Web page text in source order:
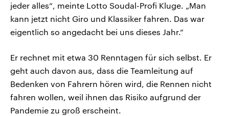
jeder alles“, meinte Lotto Soudal-Profi Kluge. „Man
kann jetzt nicht Giro und Klassiker fahren. Das war
eigentlich so angedacht bei uns dieses Jahr.“
Er rechnet mit etwa 30 Renntagen für sich selbst. Er
geht auch davon aus, dass die Teamleitung auf
Bedenken von Fahrern hören wird, die Rennen nicht
fahren wollen, weil ihnen das Risiko aufgrund der
Pandemie zu groß erscheint.